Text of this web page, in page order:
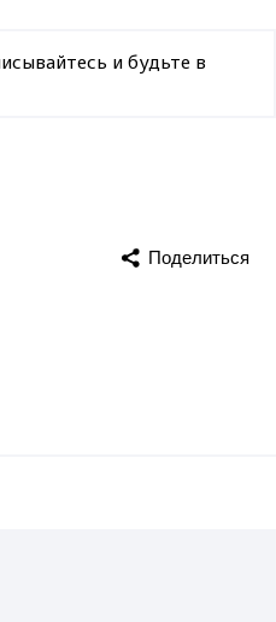
и будьте в
Поделиться